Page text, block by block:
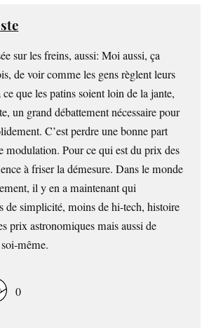
sur les freins, aussi: Moi aussi, ça
de voir comme les gens règlent leurs
que les patins soient loin de la jante,
un grand débattement nécessaire pour
C’est perdre une bonne part
modulation. Pour ce qui est du prix des
à friser la démesure. Dans le monde
il y en a maintenant qui
de simplicité, moins de hi-tech, histoire
prix astronomiques mais aussi de
même.
0